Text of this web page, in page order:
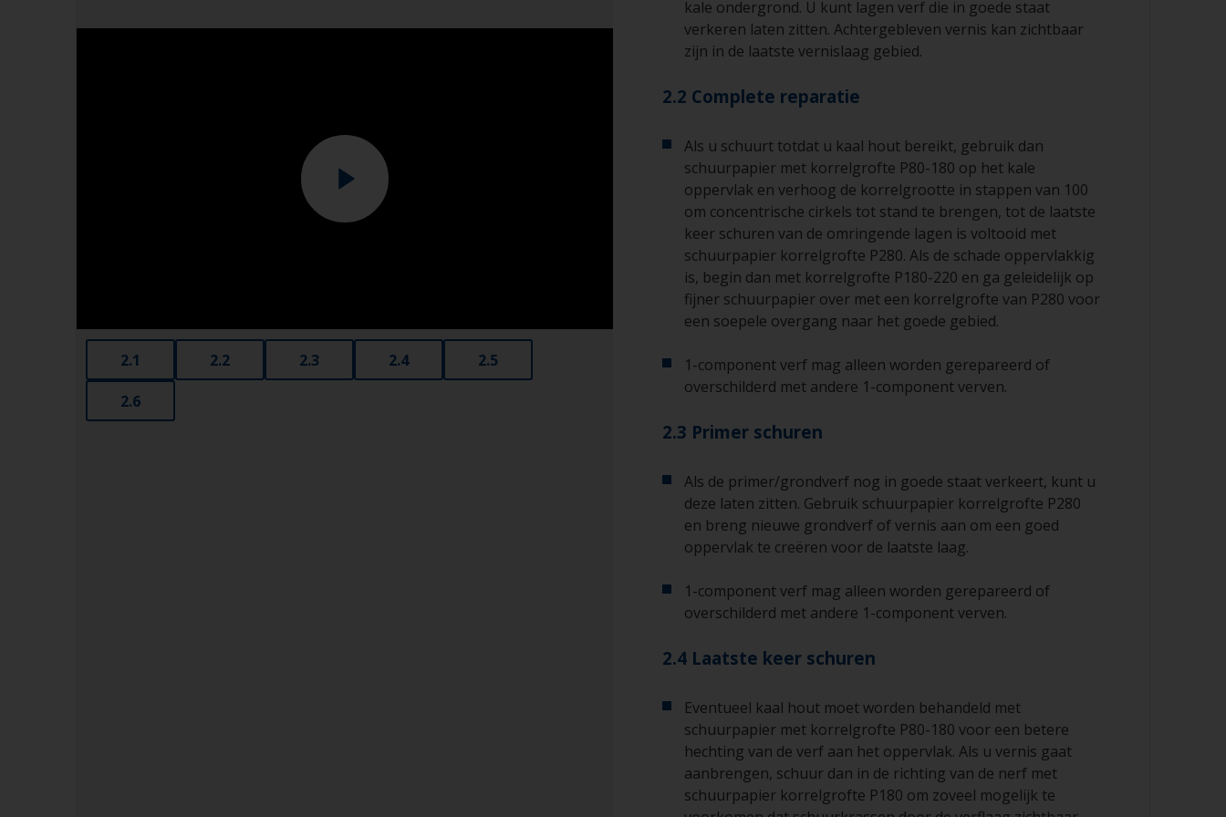
2.1 2.2 2.3 2.4 2.5
2.6
kale ondergrond. U kunt lagen verf die in goede staat
verkeren laten zitten. Achtergebleven vernis kan zichtbaar
zijn in de laatste vernislaag gebied.
2.2 Complete reparatie
Als u schuurt totdat u kaal hout bereikt, gebruik dan
schuurpapier met korrelgrofte P80-180 op het kale
oppervlak en verhoog de korrelgrootte in stappen van 100
om concentrische cirkels tot stand te brengen, tot de laatste
keer schuren van de omringende lagen is voltooid met
schuurpapier korrelgrofte P280. Als de schade oppervlakkig
is, begin dan met korrelgrofte P180-220 en ga geleidelijk op
fijner schuurpapier over met een korrelgrofte van P280 voor
een soepele overgang naar het goede gebied.
1-component verf mag alleen worden gerepareerd of
overschilderd met andere 1-component verven.
2.3 Primer schuren
Als de primer/grondverf nog in goede staat verkeert, kunt u
deze laten zitten. Gebruik schuurpapier korrelgrofte P280
en breng nieuwe grondverf of vernis aan om een goed
oppervlak te creëren voor de laatste laag.
1-component verf mag alleen worden gerepareerd of
overschilderd met andere 1-component verven.
2.4 Laatste keer schuren
Eventueel kaal hout moet worden behandeld met
schuurpapier met korrelgrofte P80-180 voor een betere
hechting van de verf aan het oppervlak. Als u vernis gaat
aanbrengen, schuur dan in de richting van de nerf met
schuurpapier korrelgrofte P180 om zoveel mogelijk te